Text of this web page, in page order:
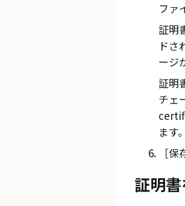
ファ
証明
ドさ
ージ
証明
チェ
ます
保
証明